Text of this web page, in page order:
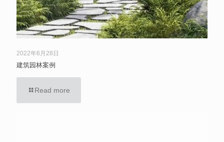
2022年6月28日
建筑园林案例
Read more